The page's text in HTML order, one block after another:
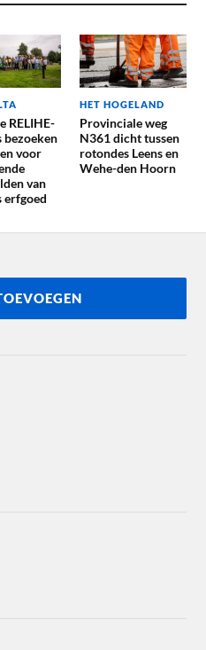
RELIHE-
bezoeken
voor
van
erfgoed
HET HOGELAND
Provinciale weg
N361 dicht tussen
rotondes Leens en
Wehe-den Hoorn